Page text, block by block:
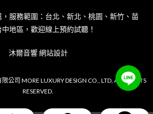
服務範圍：台北、新北、桃園、新竹、苗
地區，歡迎線上預約試聽！
沐爾音響 網站設計
司 MORE LUXURY DESIGN CO., LTD, ALL RIGHTS
RESERVED.
Checkout